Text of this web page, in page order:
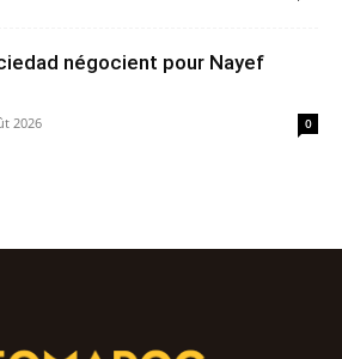
négocient pour Nayef
2026 0